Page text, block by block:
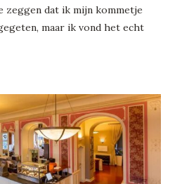
zeggen dat ik mijn kommetje
maar ik vond het echt